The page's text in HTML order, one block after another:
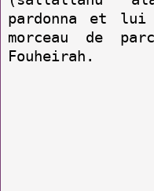
pardonna et lui
morceau de
Fouheirah.